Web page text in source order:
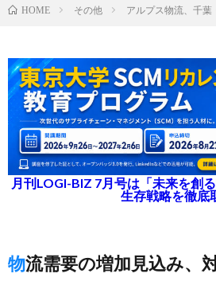
HOME その他 アルプス物流、千
月刊LOGI-BIZ 7月号は「未来を創
生存戦略を徹底
物流需要の増加見込み、